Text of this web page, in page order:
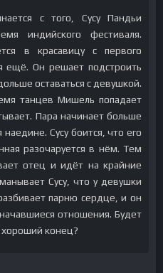
с того, Сусу Пандьи
индийского фестиваля.
в красавицу с первого
ещё. Он решает подстроить
оставаться с девушкой.
танцев Мишель попадает
Пара начинает больше
Сусу боится, что его
разочаруется в нём. Тем
отец и идёт на крайние
Сусу, что у девушки
парню сердце, и он
отношения. Будет
хороший конец?